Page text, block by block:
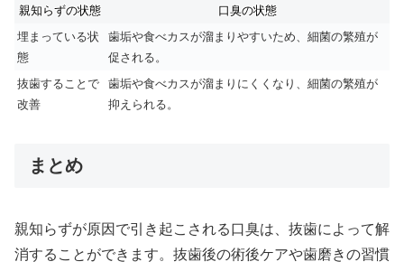
親知らずの状態
口臭の状態
埋まっている状
態
歯垢や食べカスが溜まりやすいため、細菌の繁殖が
促される。
抜歯することで
改善
歯垢や食べカスが溜まりにくくなり、細菌の繁殖が
抑えられる。
まとめ
親知らずが原因で引き起こされる口臭は、抜歯によって解
消することができます。抜歯後の術後ケアや歯磨きの習慣